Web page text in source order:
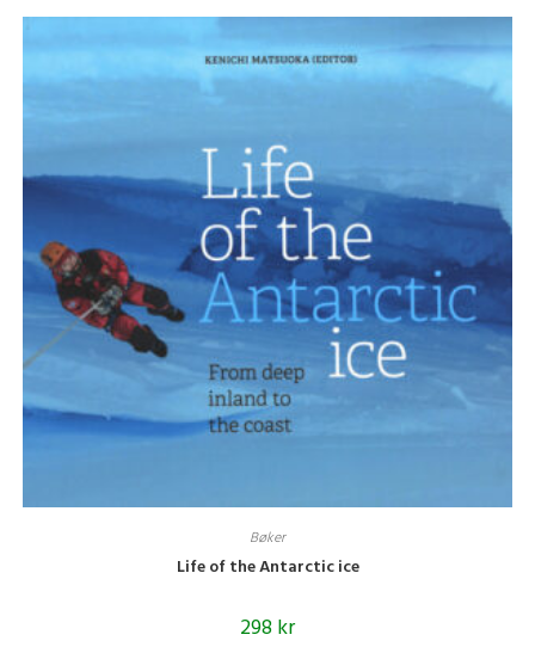
Bøker
Life of the Antarctic ice
298kr